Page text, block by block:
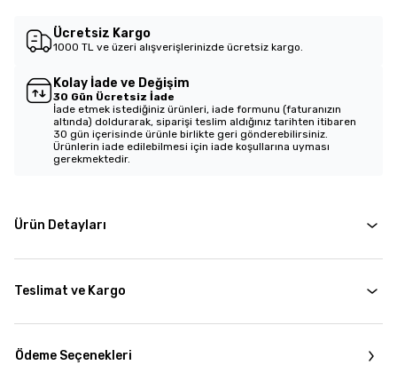
Ücretsiz Kargo
1000 TL ve üzeri alışverişlerinizde ücretsiz kargo.
Kolay İade ve Değişim
30 Gün Ücretsiz İade
İade etmek istediğiniz ürünleri, iade formunu (faturanızın
altında) doldurarak, siparişi teslim aldığınız tarihten itibaren
30 gün içerisinde ürünle birlikte geri gönderebilirsiniz.
Ürünlerin iade edilebilmesi için iade koşullarına uyması
gerekmektedir.
Ürün Detayları
Teslimat ve Kargo
Ödeme Seçenekleri